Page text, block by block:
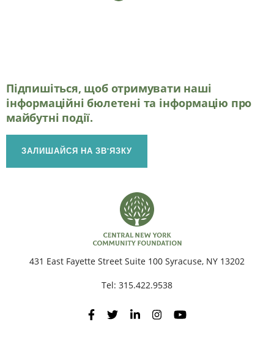
Підпишіться, щоб отримувати наші
інформаційні бюлетені та інформацію про
майбутні події.
ЗАЛИШАЙСЯ НА ЗВ'ЯЗКУ
431 East Fayette Street Suite 100 Syracuse, NY 13202
Tel: 315.422.9538